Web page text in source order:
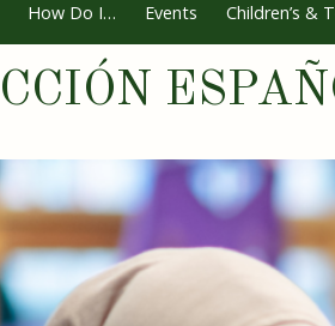
How Do I… Events Children’s &